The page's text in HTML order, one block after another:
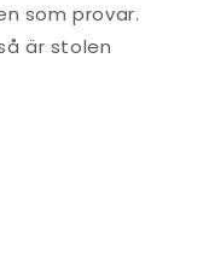
som provar.
är stolen